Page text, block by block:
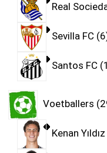
Real
Sevilla FC 6
Santos FC
Voetballers
Kenan Yıldız